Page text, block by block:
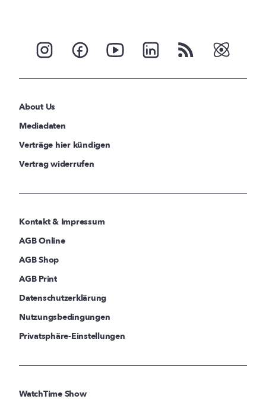
About Us
Mediadaten
Verträge hier kündigen
Vertrag widerrufen
Kontakt & Impressum
AGB Online
AGB Shop
AGB Print
Datenschutzerklärung
Nutzungsbedingungen
Privatsphäre-Einstellungen
WatchTime Show